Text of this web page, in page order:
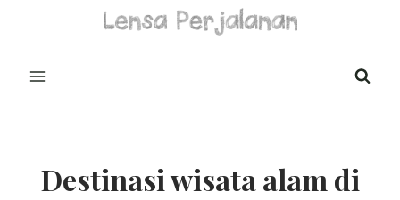
Destinasi wisata alam di